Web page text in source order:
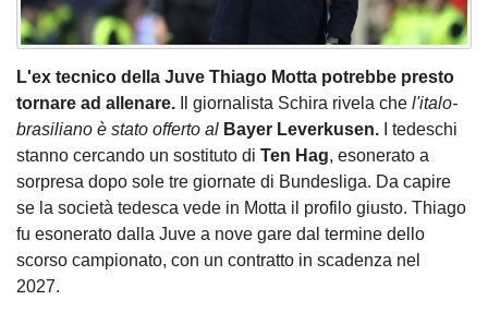
L'ex tecnico della Juve Thiago Motta potrebbe presto
tornare ad allenare. Il giornalista Schira rivela che l'italo-
brasiliano è stato offerto al Bayer Leverkusen. I tedeschi
stanno cercando un sostituto di Ten Hag, esonerato a
sorpresa dopo sole tre giornate di Bundesliga. Da capire
se la società tedesca vede in Motta il profilo giusto. Thiago
fu esonerato dalla Juve a nove gare dal termine dello
scorso campionato, con un contratto in scadenza nel
2027.